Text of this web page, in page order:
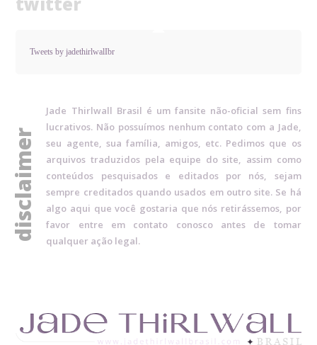
Tweets by jadethirlwalIbr
disclaimer
Jade Thirlwall Brasil é um fansite não-oficial sem fins
lucrativos. Não possuímos nenhum contato com a Jade,
seu agente, sua família, amigos, etc. Pedimos que os
arquivos traduzidos pela equipe do site, assim como
conteúdos pesquisados e editados por nós, sejam
sempre creditados quando usados em outro site. Se há
algo aqui que você gostaria que nós retirássemos, por
favor entre em contato conosco antes de tomar
qualquer ação legal.